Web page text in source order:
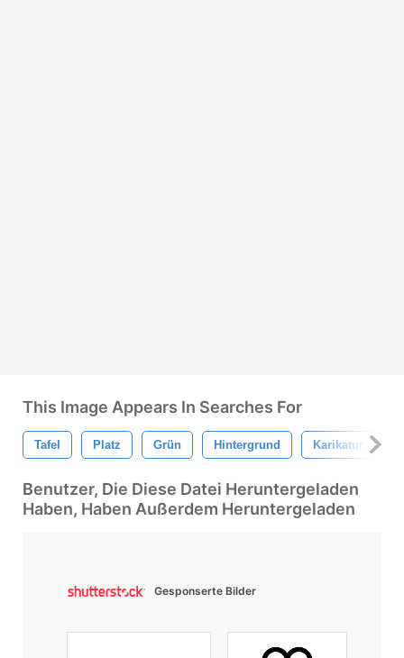
This Image Appears In Searches For
Tafel Platz Grün Hintergrund Karikatur
Benutzer, Die Diese Datei Heruntergeladen
Haben, Haben Außerdem Heruntergeladen
Gesponserte Bilder